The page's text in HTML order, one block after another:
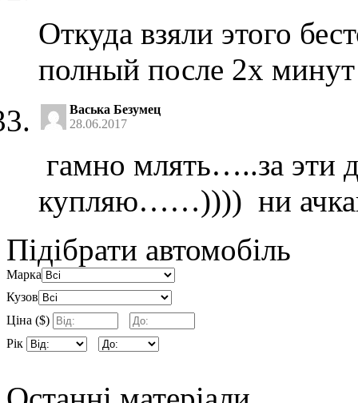
Откуда взяли этого
полный после 2х
Васька Безумец
28.06.2017
гамно млять…..за эти
купляю……)))) ни
Підібрати автомобіль
Марка
Кузов
Ціна ($)
Рік